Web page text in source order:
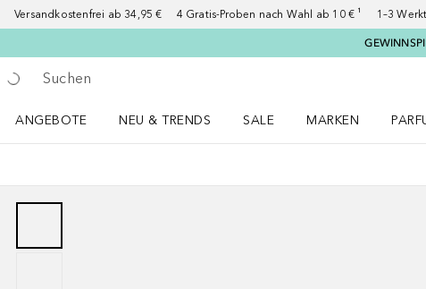
Versandkostenfrei ab 34,95 € 4 Gratis-Proben nach Wahl ab 10 € ¹ 1–3
Gehe zurück
Suche ausführen
ANGEBOTE
NEU & TRENDS
SALE
MARKEN